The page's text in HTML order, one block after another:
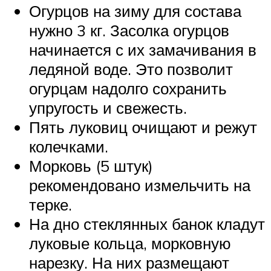
Огурцов на зиму для состава
нужно 3 кг. Засолка огурцов
начинается с их замачивания в
ледяной воде. Это позволит
огурцам надолго сохранить
упругость и свежесть.
Пять луковиц очищают и режут
колечками.
Морковь (5 штук)
рекомендовано измельчить на
терке.
На дно стеклянных банок кладут
луковые кольца, морковную
нарезку. На них размещают